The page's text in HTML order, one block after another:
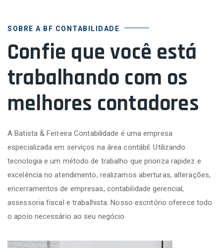
SOBRE A BF CONTABILIDADE
Confie que você está
trabalhando com os
melhores contadores
A Batista & Ferreira Contabilidade é uma empresa
especializada em serviços na área contábil. Utilizando
tecnologia e um método de trabalho que prioriza rapidez e
excelência no atendimento, realizamos aberturas, alterações,
encerramentos de empresas, contabilidade gerencial,
assessoria fiscal e trabalhista. Nosso escritório oferece todo
o apoio necessário ao seu negócio.